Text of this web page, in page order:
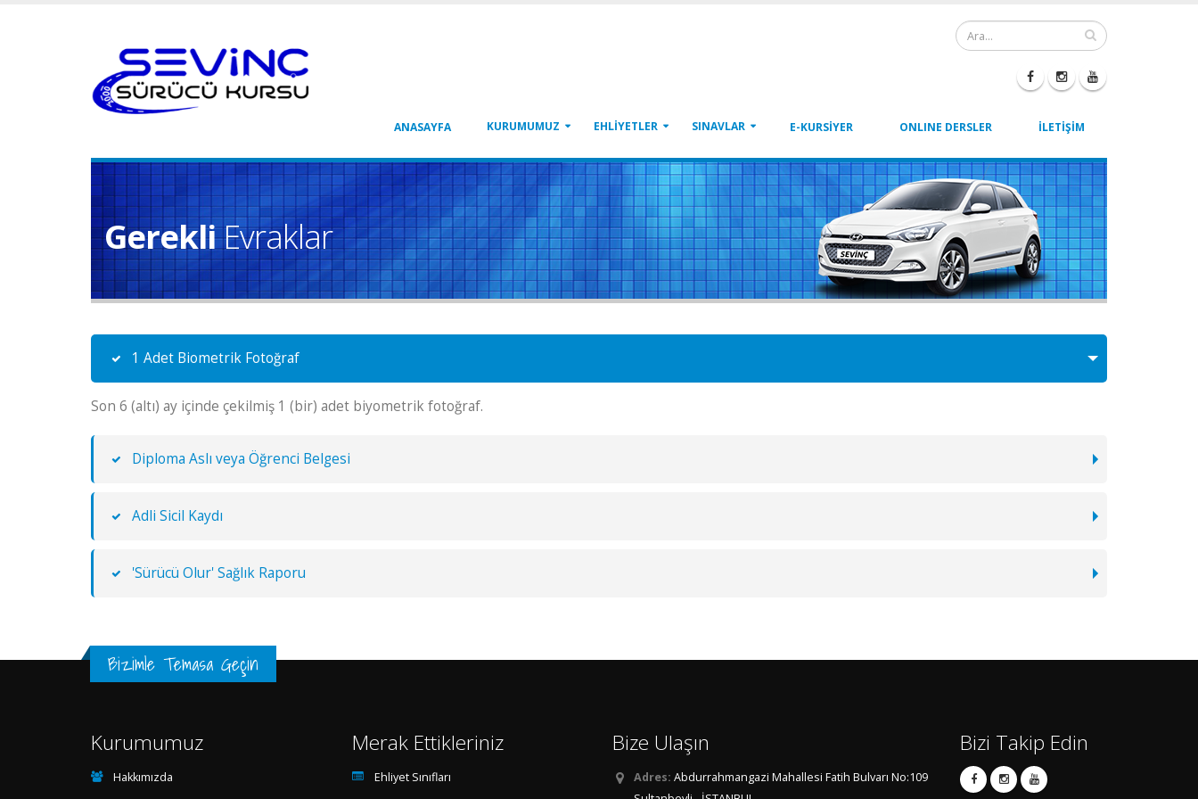
ANASAYFA KURUMUMUZ EHLİYETLER SINAVLAR E-KURSİYER ONLINE DERSLER İLETİŞİM
GerekliEvraklar
1 Adet Biometrik Fotoğraf
Son 6 (altı) ay içinde çekilmiş 1 (bir) adet biyometrik fotoğraf.
Diploma Aslı veya Öğrenci Belgesi
Adli Sicil Kaydı
'Sürücü Olur' Sağlık Raporu
Bizimle Temasa Geçin
Kurumumuz
Hakkımızda
Merak Ettikleriniz
Ehliyet Sınıfları
Bize Ulaşın
Adres: Abdurrahmangazi Mahallesi Fatih Bulvarı No:109
Bizi Takip Edin